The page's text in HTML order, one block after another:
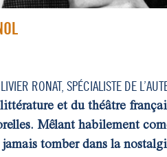
RONAT, SPÉCIALISTE DE
et du théâtre
Mêlant habilement
tomber dans la